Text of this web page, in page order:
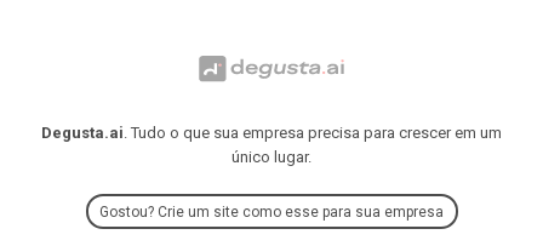
Degusta.ai. Tudo o que sua empresa precisa para crescer em um
único lugar.
Gostou? Crie um site como esse para sua empresa